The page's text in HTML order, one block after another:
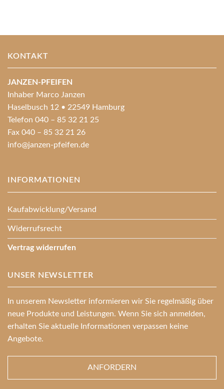
KONTAKT
JANZEN-PFEIFEN
Inhaber Marco Janzen
Haselbusch 12 • 22549 Hamburg
Telefon 040 – 85 32 21 25
Fax 040 – 85 32 21 26
info@janzen-pfeifen.de
INFORMATIONEN
Kaufabwicklung/Versand
Widerrufsrecht
Vertrag widerrufen
UNSER NEWSLETTER
In unserem Newsletter informieren wir Sie regelmäßig über
neue Produkte und Leistungen. Wenn Sie sich anmelden,
erhalten Sie aktuelle Informationen verpassen keine
Angebote.
ANFORDERN